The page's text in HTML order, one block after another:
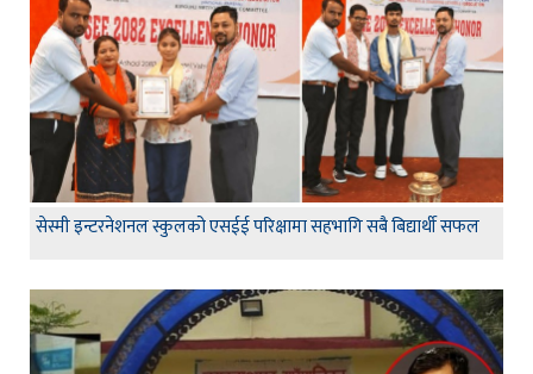
सेस्मी इन्टरनेशनल स्कुलको एसईई परिक्षामा सहभागि सबै बिद्यार्थी सफल